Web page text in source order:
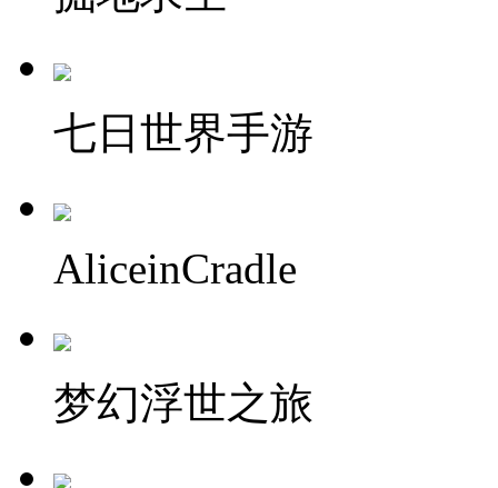
七日世界手游
AliceinCradle
梦幻浮世之旅